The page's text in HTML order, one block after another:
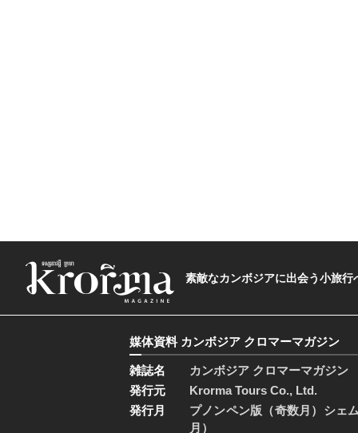
素敵なカンボジアに出会う小
媒体資料 カンボジア クロマーマガジン
雑誌名
カンボジア クロマーマガジン
発行元
Krorma Tours Co., Ltd.
発行月
プノンペン版（奇数月）シェ
月）